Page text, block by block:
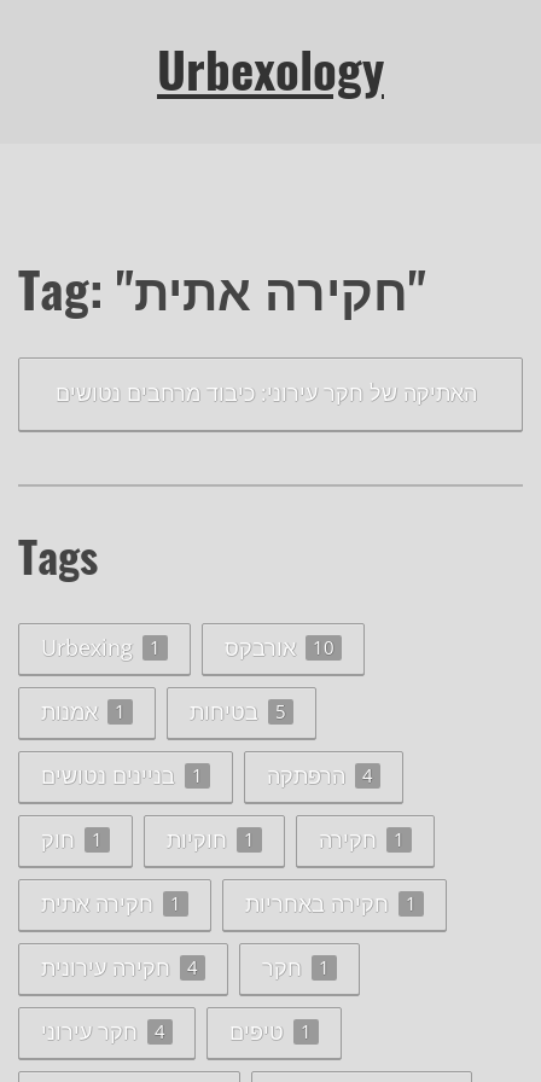
Urbexology
Tag: "חקירה אתית"
האתיקה של חקר עירוני: כיבוד מרחבים נטושים
Tags
Urbexing 1 אורבקס 10
אמנות 1 בטיחות 5
בניינים נטושים 1 הרפתקה 4
חוק 1 חוקיות 1 חקירה 1
חקירה אתית 1 חקירה באחריות 1
חקירה עירונית 4 חקר 1
חקר עירוני 4 טיפים 1